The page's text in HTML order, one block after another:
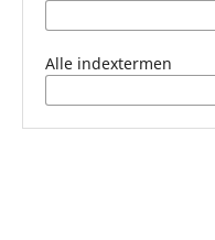
Alle indextermen